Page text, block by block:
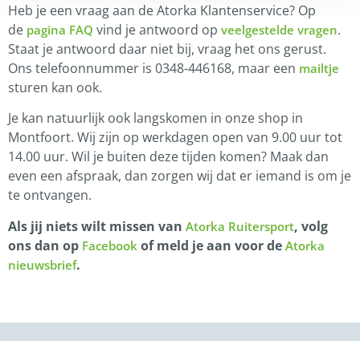
Heb je een vraag aan de Atorka Klantenservice? Op
de pagina FAQ vind je antwoord op veelgestelde vragen.
Staat je antwoord daar niet bij, vraag het ons gerust.
Ons telefoonnummer is 0348-446168, maar een mailtje
sturen kan ook.
Je kan natuurlijk ook langskomen in onze shop in
Montfoort. Wij zijn op werkdagen open van 9.00 uur tot
14.00 uur. Wil je buiten deze tijden komen? Maak dan
even een afspraak, dan zorgen wij dat er iemand is om je
te ontvangen.
Als jij niets wilt missen van Atorka Ruitersport, volg
ons dan op Facebook of meld je aan voor de Atorka
nieuwsbrief.